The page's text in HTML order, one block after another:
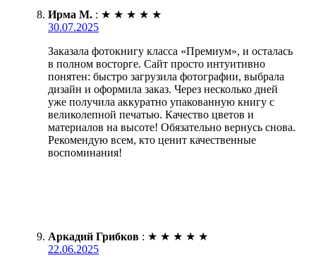
Ирма М. : ★ ★ ★ ★ ★
30.07.2025
Заказала фотокнигу класса «Премиум», и осталась
в полном восторге. Сайт просто интуитивно
понятен: быстро загрузила фотографии, выбрала
дизайн и оформила заказ. Через несколько дней
уже получила аккуратно упакованную книгу с
великолепной печатью. Качество цветов и
материалов на высоте! Обязательно вернусь снова.
Рекомендую всем, кто ценит качественные
воспоминания!
Аркадий Грибков : ★ ★ ★ ★ ★
22.06.2025